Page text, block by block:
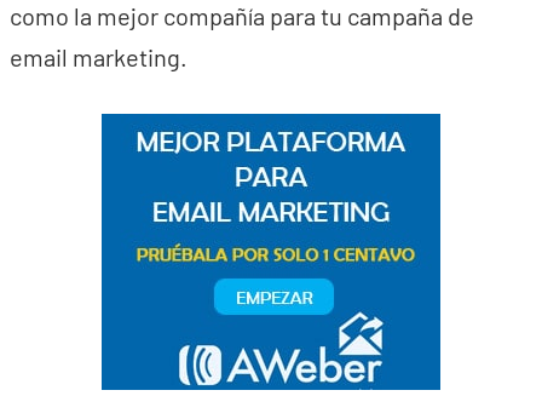
como la mejor compañía para tu campaña de
email marketing.